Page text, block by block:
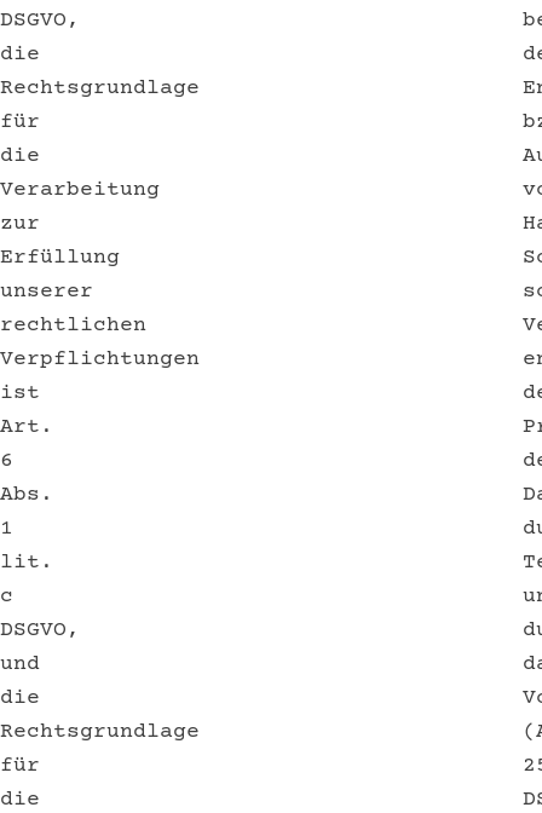
DSGVO,
die
Rechtsgrundlage
für
die
Verarbeitung
zur
Erfüllung
unserer
rechtlichen
Verpflichtungen
ist
Art.
6
Abs.
1
lit.
c
DSGVO,
und
die
Rechtsgrundlage
für
die